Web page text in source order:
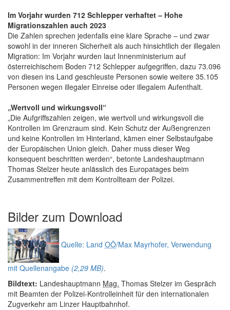
Im Vorjahr wurden 712 Schlepper verhaftet – Hohe
Migrationszahlen auch 2023
Die Zahlen sprechen jedenfalls eine klare Sprache – und zwar
sowohl in der inneren Sicherheit als auch hinsichtlich der illegalen
Migration: Im Vorjahr wurden laut Innenministerium auf
österreichischem Boden 712 Schlepper aufgegriffen, dazu 73.096
von diesen ins Land geschleuste Personen sowie weitere 35.105
Personen wegen illegaler Einreise oder illegalem Aufenthalt.
„Wertvoll und wirkungsvoll“
„Die Aufgriffszahlen zeigen, wie wertvoll und wirkungsvoll die
Kontrollen im Grenzraum sind. Kein Schutz der Außengrenzen
und keine Kontrollen im Hinterland, kämen einer Selbstaufgabe
der Europäischen Union gleich. Daher muss dieser Weg
konsequent beschritten werden“, betonte Landeshauptmann
Thomas Stelzer heute anlässlich des Europatages beim
Zusammentreffen mit dem Kontrollteam der Polizei.
Bilder zum Download
Quelle: Land OÖ/Max Mayrhofer, Verwendung
mit Quellenangabe (2,29 MB).
Bildtext: Landeshauptmann Mag. Thomas Stelzer im Gespräch
mit Beamten der Polizei-Kontrolleinheit für den internationalen
Zugverkehr am Linzer Hauptbahnhof.